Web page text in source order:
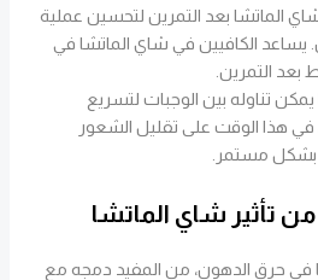
الماتشا بعد التمرين لتحسين عملية
يساعد الكافيين في شاي الماتشا في
بعد التمرين.
تناوله بين الوجبات لتسريع
في هذا الوقت على تقليل الشعور
بشكل مستمر.
تأثير شاي الماتشا
في حرق الدهون، من المفيد دمجه مع